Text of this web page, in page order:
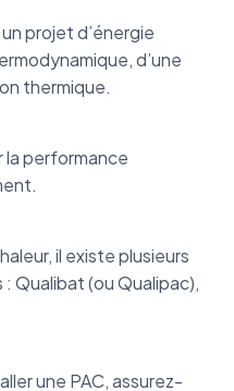
projet d’énergie
d’une
thermique.
la performance
il existe plusieurs
Qualibat (ou Qualipac),
une PAC, assurez-